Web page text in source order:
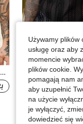
VENTUSAIL
Magazyn UE -51%
40,67zł
83,00złnajniższa
4-5 dni
Używamy plików
usługę oraz aby
momencie
plików cookie.
pomagają nam
aby uzupełnić
na użycie
je wyłączyć,
dowiedzieć się